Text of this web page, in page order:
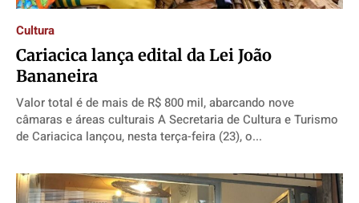
Cultura
Cariacica lança edital da Lei João
Bananeira
Valor total é de mais de R$ 800 mil, abarcando nove
câmaras e áreas culturais A Secretaria de Cultura e Turismo
de Cariacica lançou, nesta terça-feira (23), o...